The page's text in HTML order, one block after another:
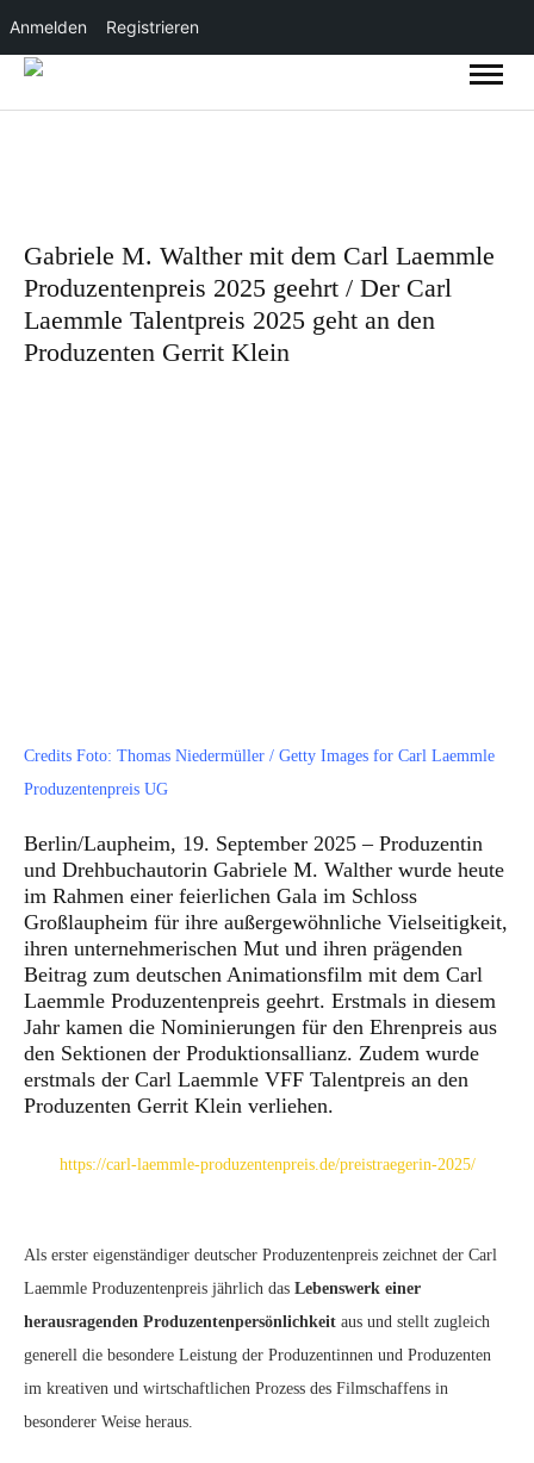
Anmelden Registrieren
Gabriele M. Walther mit dem Carl Laemmle
Produzentenpreis 2025 geehrt / Der Carl
Laemmle Talentpreis 2025 geht an den
Produzenten Gerrit Klein
Credits Foto: Thomas Niedermüller / Getty Images for Carl Laemmle
Produzentenpreis UG
Berlin/Laupheim, 19. September 2025 – Produzentin
und Drehbuchautorin Gabriele M. Walther wurde heute
im Rahmen einer feierlichen Gala im Schloss
Großlaupheim für ihre außergewöhnliche Vielseitigkeit,
ihren unternehmerischen Mut und ihren prägenden
Beitrag zum deutschen Animationsfilm mit dem Carl
Laemmle Produzentenpreis geehrt. Erstmals in diesem
Jahr kamen die Nominierungen für den Ehrenpreis aus
den Sektionen der Produktionsallianz. Zudem wurde
erstmals der Carl Laemmle VFF Talentpreis an den
Produzenten Gerrit Klein verliehen.
https://carl-laemmle-produzentenpreis.de/preistraegerin-2025/
Als erster eigenständiger deutscher Produzentenpreis zeichnet der Carl
Laemmle Produzentenpreis jährlich das Lebenswerk einer
herausragenden Produzentenpersönlichkeit aus und stellt zugleich
generell die besondere Leistung der Produzentinnen und Produzenten
im kreativen und wirtschaftlichen Prozess des Filmschaffens in
besonderer Weise heraus.